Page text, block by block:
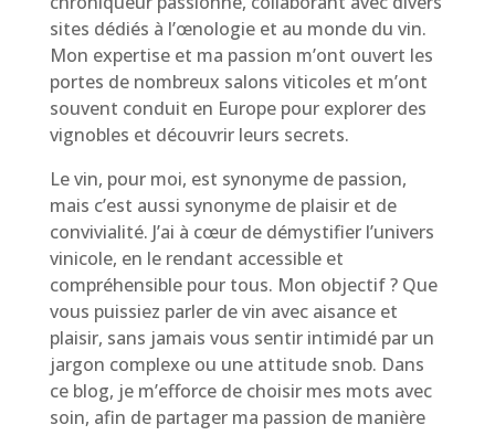
sites dédiés à l’œnologie et au monde du vin.
Mon expertise et ma passion m’ont ouvert les
portes de nombreux salons viticoles et m’ont
souvent conduit en Europe pour explorer des
vignobles et découvrir leurs secrets.
Le vin, pour moi, est synonyme de passion,
mais c’est aussi synonyme de plaisir et de
convivialité. J’ai à cœur de démystifier l’univers
vinicole, en le rendant accessible et
compréhensible pour tous. Mon objectif ? Que
vous puissiez parler de vin avec aisance et
plaisir, sans jamais vous sentir intimidé par un
jargon complexe ou une attitude snob. Dans
ce blog, je m’efforce de choisir mes mots avec
soin, afin de partager ma passion de manière